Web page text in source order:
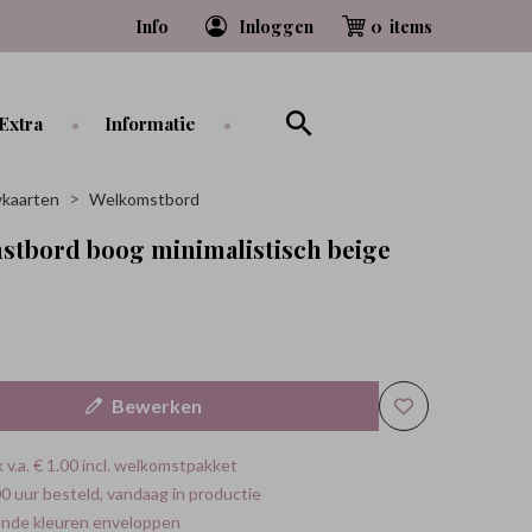
Info Inloggen 0
Extra Informatie
Welkomstbord
boog minimalistisch beige
Bewerken
v.a. € 1.00 incl. welkomstpakket
uur besteld, vandaag in productie
kleuren enveloppen